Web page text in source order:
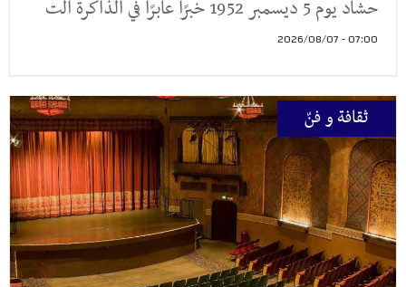
حشاد يوم 5 ديسمبر 1952 خبرًا عابرًا في الذاكرة الت
07:00 - 2026/08/07
ثقافة و فنّ